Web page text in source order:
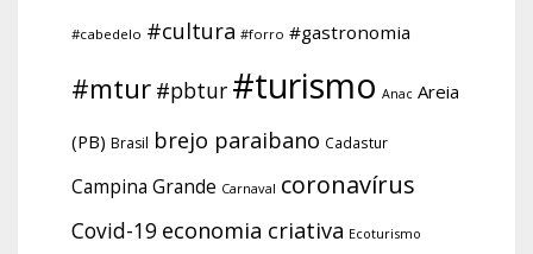
#cabedelo #cultura #forro #gastronomia
#mtur #pbtur #turismo Anac Areia
(PB) Brasil brejo paraibano Cadastur
Campina Grande Carnaval coronavírus
Covid-19 economia criativa Ecoturismo